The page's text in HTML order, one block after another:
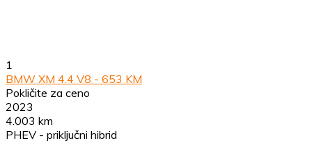
1
BMW XM 4.4 V8 - 653 KM
Pokličite za ceno
2023
4.003 km
PHEV - priključni hibrid